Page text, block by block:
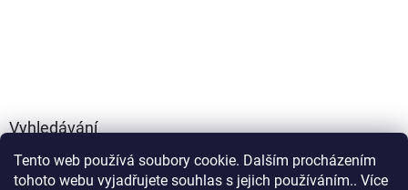
Tento web používá soubory cookie. Dalším procházením
tohoto webu vyjadřujete souhlas s jejich používáním.. Více
Vyhledávání
HLEDAT